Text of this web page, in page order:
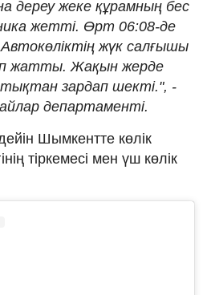
дереу жеке құрамның бес
жетті. Өрт 06:08-де
Автокөліктің жүк салғышы
жатты. Жақын жерде
зардап шекті.", -
департаменті.
Шымкентте көлік
тіркемесі мен үш көлік